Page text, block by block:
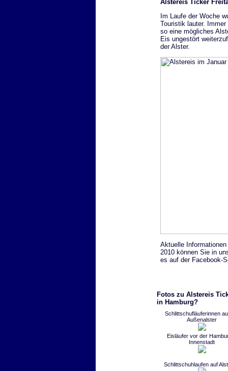
Alstereis Ticker
Im Laufe der Woche
Touristik lauter.
so eine mögliches
Eis ungestört
der Alster.
Aktuelle
2010 können Sie in
es auf der Facebook-
Fotos zu Alstereis
in Hamburg?
Schlittschufläuferinnen
Außenalster
Eisläufer vor der
Innenstadt
Schlittschuhlaufen auf